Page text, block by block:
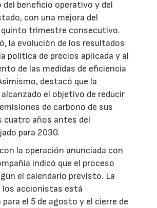
beneficio operativo y del
con una mejora del
quinto trimestre consecutivo.
la evolución de los resultados
política de precios aplicada y al
de las medidas de eficiencia
destacó que la
el objetivo de reducir
de carbono de sus
cuatro años antes del
para 2030.
la operación anunciada con
indicó que el proceso
el calendario previsto. La
los accionistas está
para el 5 de agosto y el cierre de